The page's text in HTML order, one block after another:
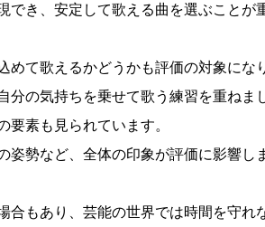
でき、安定して歌える曲を選ぶことが
て歌えるかどうかも評価の対象にな
分の気持ちを乗せて歌う練習を重ねま
要素も見られています。
勢など、全体の印象が評価に影響し
合もあり、芸能の世界では時間を守れ